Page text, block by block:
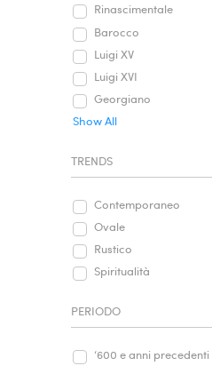
Rinascimentale
Barocco
Luigi XV
Luigi XVI
Georgiano
Show All
TRENDS
Contemporaneo
Ovale
Rustico
Spiritualità
PERIODO
‘600 e anni precedenti